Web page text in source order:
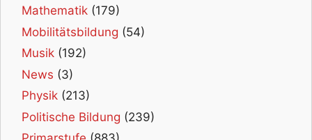
Mathematik (179)
Mobilitätsbildung (54)
Musik (192)
News (3)
Physik (213)
Politische Bildung (239)